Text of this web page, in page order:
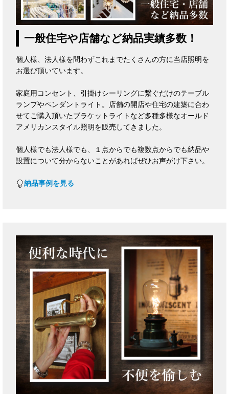
一般住宅や店舗など納品実績多数！
個人様、法人様を問わずこれまでたくさんの方に当店照明を
お選び頂いています。
家庭用コンセント、引掛けシーリングに繋ぐだけのテーブル
ランプやペンダントライト。店舗の開店や住宅の建築に合わ
せてご購入頂いたブラケットライトなど多種多様なオールド
アメリカンスタイル照明を販売してきました。
個人様でも法人様でも、１点からでも複数点からでも納品や
設置について分からないことがあればぜひお声がけ下さい。
納品事例を見る